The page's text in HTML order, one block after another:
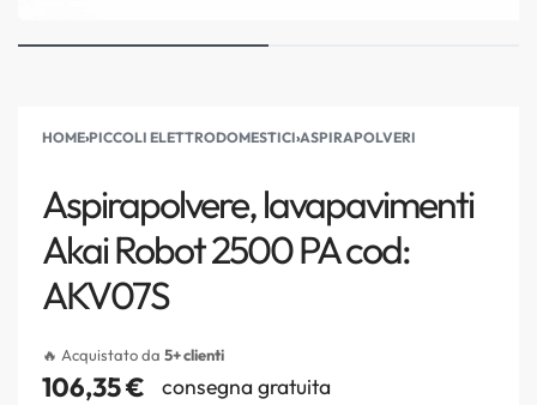
HOME›PICCOLI ELETTRODOMESTICI›ASPIRAPOLVERI
Aspirapolvere, lavapavimenti
Akai Robot 2500 PA cod:
AKV07S
🔥 Acquistato da 5+ clienti
106,35€ consegna gratuita